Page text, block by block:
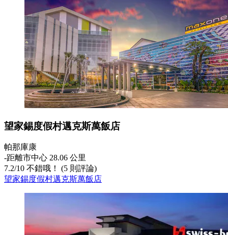
望家錫度假村邁克斯萬飯店
帕那庫康
‐距離市中心 28.06 公里
7.2/10 不錯哦！ (5 則評論)
望家錫度假村邁克斯萬飯店